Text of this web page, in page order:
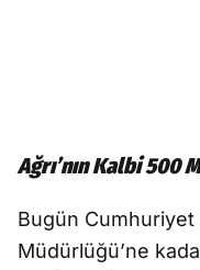
Ağrı’nın Kalbi 500
Bugün Cumhuriyet
Müdürlüğü’ne